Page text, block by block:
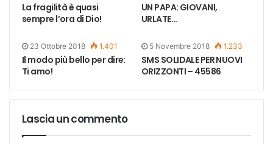
La fragilità è quasi
sempre l’ora di Dio!
UN PAPA: GIOVANI,
URLATE…
23 Ottobre 2018 1.401
Il modo più bello per dire:
Ti amo!
5 Novembre 2018 1.233
SMS SOLIDALE PER NUOVI
ORIZZONTI – 45586
Lascia un commento